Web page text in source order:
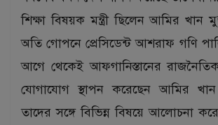
শিক্ষা বিষয়ক মন্ত্রী ছিলেন আমির খান
অতি গোপনে প্রেসিডেন্ট আশরাফ গণি
আগে থেকেই আফগানিস্তানের
যোগাযোগ স্থাপন করেছেন আমির খান
তাদের সঙ্গে বিভিন্ন বিষয়ে আলোচনা